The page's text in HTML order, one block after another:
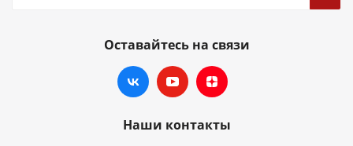
Оставайтесь на связи
Наши контакты